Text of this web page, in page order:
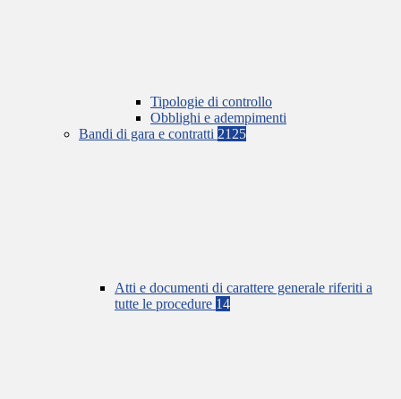
Tipologie di controllo
Obblighi e adempimenti
Bandi di gara e contratti 2125
Atti e documenti di carattere generale riferiti a
tutte le procedure 14